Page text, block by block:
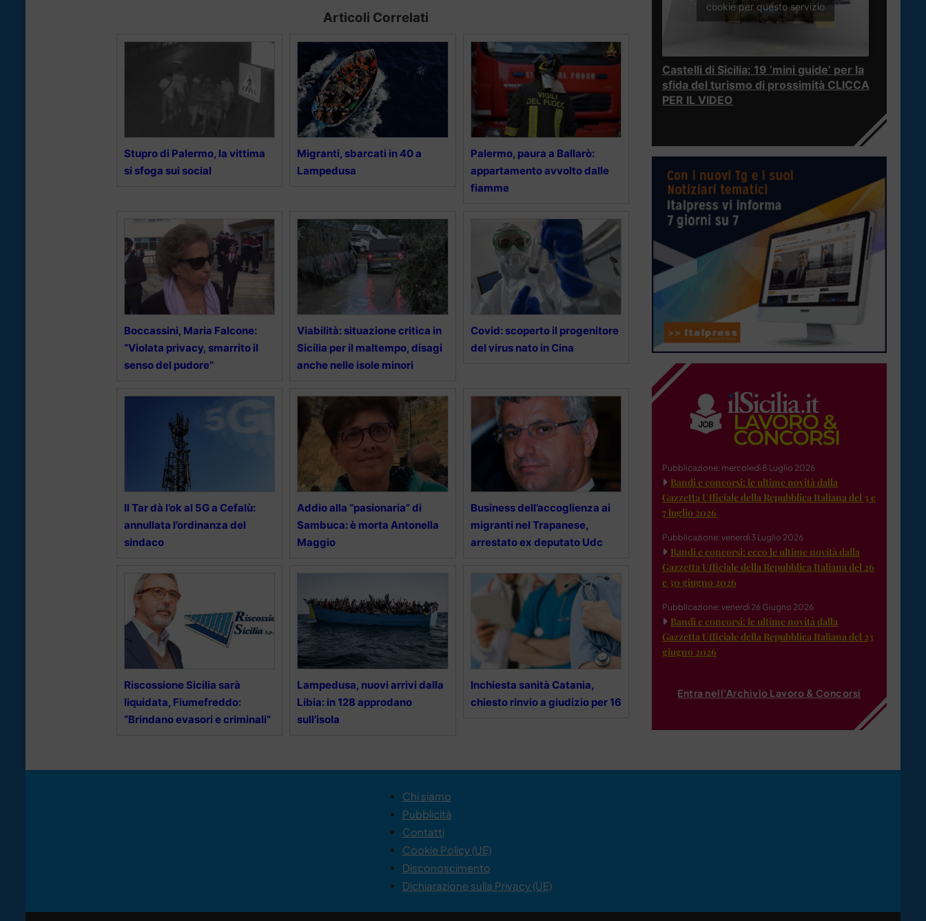
Articoli Correlati
Stupro di Palermo, la vittima
si sfoga sui social
Migranti, sbarcati in 40 a
Lampedusa
Palermo, paura a Ballarò:
appartamento avvolto dalle
fiamme
Boccassini, Maria Falcone:
“Violata privacy, smarrito il
senso del pudore”
Viabilità: situazione critica in
Sicilia per il maltempo, disagi
anche nelle isole minori
Covid: scoperto il progenitore
del virus nato in Cina
Il Tar dà l’ok al 5G a Cefalù:
annullata l’ordinanza del
sindaco
Addio alla “pasionaria” di
Sambuca: è morta Antonella
Maggio
Business dell’accoglienza ai
migranti nel Trapanese,
arrestato ex deputato Udc
Riscossione Sicilia sarà
liquidata, Fiumefreddo:
“Brindano evasori e criminali”
Lampedusa, nuovi arrivi dalla
Libia: in 128 approdano
sull’isola
Inchiesta sanità Catania,
chiesto rinvio a giudizio per 16
cookie per questo servizio
Castelli di Sicilia: 19 ‘mini guide’ per la
sfida del turismo di prossimità CLICCA
PER IL VIDEO
Pubblicazione: mercoledì 8 Luglio 2026
Bandi e concorsi: le ultime novità dalla
Gazzetta Ufficiale della Repubblica Italiana del 3 e
7 luglio 2026
Pubblicazione: venerdì 3 Luglio 2026
Bandi e concorsi: ecco le ultime novità dalla
Gazzetta Ufficiale della Repubblica Italiana del 26
e 30 giugno 2026
Pubblicazione: venerdì 26 Giugno 2026
Bandi e concorsi: le ultime novità dalla
Gazzetta Ufficiale della Repubblica Italiana del 23
giugno 2026
Entra nell'Archivio Lavoro & Concorsi
Chi siamo
Pubblicità
Contatti
Cookie Policy (UE)
Disconoscimento
Dichiarazione sulla Privacy (UE)